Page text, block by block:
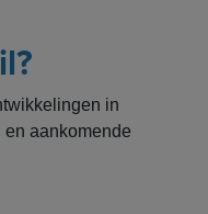
in
aankomende